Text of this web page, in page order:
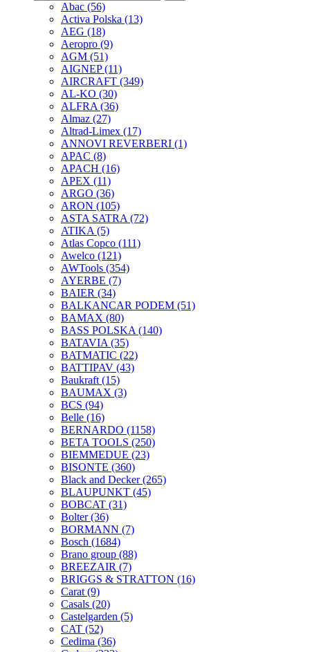
Abac (56)
Activa Polska (13)
AEG (18)
Aeropro (9)
AGM (51)
AIGNEP(11)
AIRCRAFT (349)
AL-KO (30)
ALFRA (36)
Almaz (27)
Altrad-Limex (17)
ANNOVI REVERBERI (1)
APAC (8)
APACH (16)
APEX (11)
ARGO (36)
ARON (105)
ASTA SATRA (72)
ATIKA (5)
Atlas Copco (111)
Awelco (121)
AWTools (354)
AYERBE (7)
BAIER (34)
BALKANCAR PODEM (51)
BAMAX (80)
BASS POLSKA (140)
BATAVIA (35)
BATMATIC (22)
BATTIPAV (43)
Baukraft (15)
BAUMAX (3)
BCS (94)
Belle (16)
BERNARDO (1158)
BETA TOOLS (250)
BIEMMEDUE (23)
BISONTE (360)
Black and Decker(265)
BLAUPUNKT (45)
BOBCAT (31)
Bolter(36)
BORMANN (7)
Bosch (1684)
Brano group (88)
BREEZAIR (7)
BRIGGS & STRATTON (16)
Carat (9)
Casals (20)
Castelgarden (5)
CAT (52)
Cedima (36)